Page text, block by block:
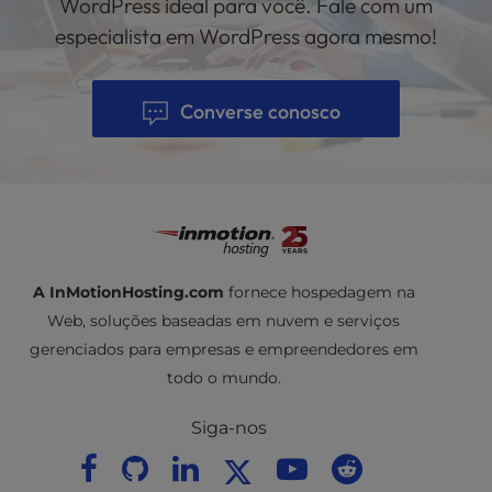
configurações de alto tráfego. Quando você
entra em contato com nossa equipe de
Suporte Avançado ao Produto (APS), sua
questão vai direto para os especialistas de nível
3. Nossos especialistas de nível 3 estão
disponíveis 24 horas por dia, 7 dias por semana.
WordPress ideal para você. Fale com um
especialista em WordPress agora mesmo!
Converse conosco
A InMotionHosting.com fornece hospedagem na
Web, soluções baseadas em nuvem e serviços
gerenciados para empresas e empreendedores em
todo o mundo.
Siga-nos